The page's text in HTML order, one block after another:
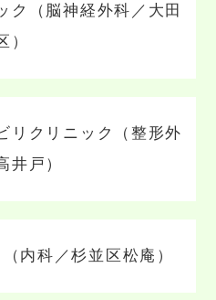
ク（脳神経外科／大田
）
リクリニック（整形外
井戸）
内科／杉並区松庵）